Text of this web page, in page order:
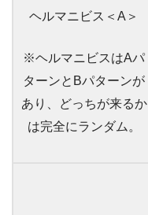
ヘルマニビス＜A＞
※ヘルマニビスはAパ
ターンとBパターンが
あり、どっちが来るか
は完全にランダム。